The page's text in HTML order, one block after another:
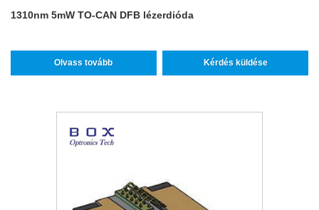
1310nm 5mW TO-CAN DFB lézerdióda
Olvass tovább Kérdés küldése